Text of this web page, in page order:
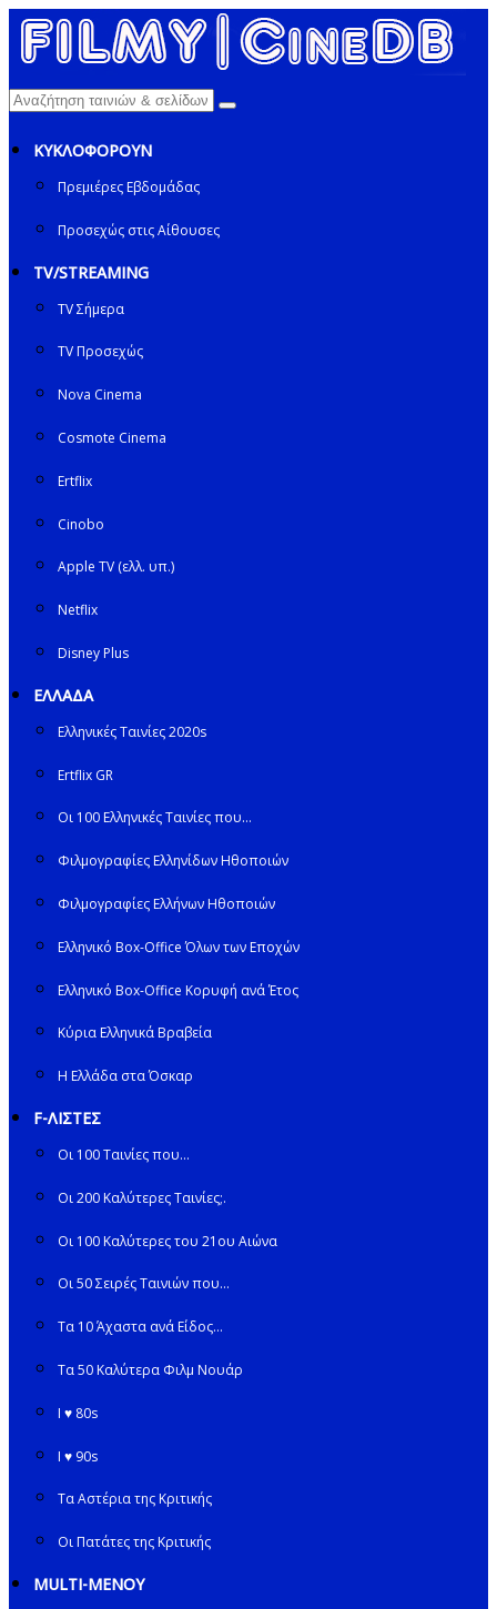
ΚΥΚΛΟΦΟΡΟΥΝ
Πρεμιέρες Εβδομάδας
Προσεχώς στις Αίθουσες
TV/STREAMING
TV Σήμερα
TV Προσεχώς
Nova Cinema
Cosmote Cinema
Ertflix
Cinobo
Apple TV (ελλ. υπ.)
Netflix
Disney Plus
ΕΛΛΑΔΑ
Ελληνικές Ταινίες 2020s
Ertflix GR
Οι 100 Ελληνικές Ταινίες που…
Φιλμογραφίες Ελληνίδων Ηθοποιών
Φιλμογραφίες Ελλήνων Ηθοποιών
Ελληνικό Box-Office Όλων των Εποχών
Ελληνικό Box-Office Κορυφή ανά Έτος
Κύρια Ελληνικά Βραβεία
Η Ελλάδα στα Όσκαρ
F-ΛΙΣΤΕΣ
Οι 100 Ταινίες που…
Οι 200 Καλύτερες Ταινίες;.
Οι 100 Καλύτερες του 21ου Αιώνα
Οι 50 Σειρές Ταινιών που…
Τα 10 Άχαστα ανά Είδος…
Τα 50 Καλύτερα Φιλμ Νουάρ
I ♥ 80s
I ♥ 90s
Τα Αστέρια της Κριτικής
Οι Πατάτες της Κριτικής
MULTI-ΜΕΝΟΥ